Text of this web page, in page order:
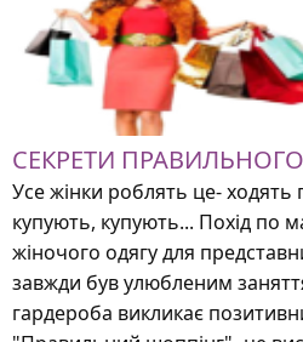
СЕКРЕТИ
Усе жінки роблять це- ходять
купують, купують... Похід по
жіночого одягу для
завжди був улюбленим
гардероба викликає